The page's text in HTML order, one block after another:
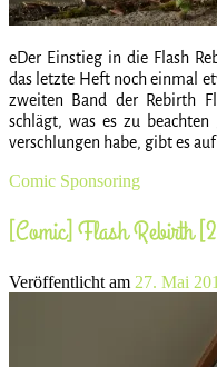
eDer Einstieg in die Flash
das letzte Heft noch einmal
zweiten Band der Rebirth
schlägt, was es zu
verschlungen habe, gibt es
Comic Sponsoring
[Comic] Flash Rebirth
Veröffentlicht am 27. Mai